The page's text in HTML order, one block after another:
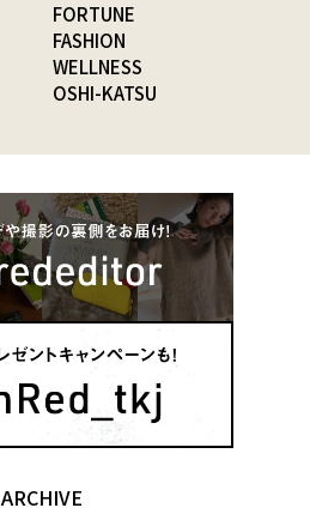
FORTUNE
FASHION
WELLNESS
OSHI-KATSU
ARCHIVE